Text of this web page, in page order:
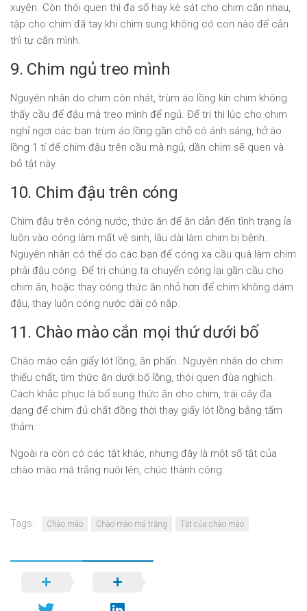
xuyên. Còn thói quen thì đa số hay kè sát cho chim cắn nhau,
tập cho chim đã tay khi chim sung không có con nào để cắn
thì tự cắn mình.
9. Chim ngủ treo mình
Nguyên nhân do chim còn nhát, trùm áo lồng kín chim không
thấy cầu để đậu mà treo mình để ngủ. Để trị thì lúc cho chim
nghỉ ngơi các bạn trùm áo lồng gần chỗ có ánh sáng, hở áo
lồng 1 tí để chim đậu trên cầu mà ngủ, dần chim sẽ quen và
bỏ tật này.
10. Chim đậu trên cóng
Chim đậu trên cóng nước, thức ăn để ăn dẫn đến tình trạng ỉa
luôn vào cóng làm mất vệ sinh, lâu dài làm chim bị bệnh.
Nguyên nhân có thể do các bạn để cóng xa cầu quá làm chim
phải đậu cóng. Để trị chúng ta chuyển cóng lại gần cầu cho
chim ăn, hoặc thay cóng thức ăn nhỏ hơn để chim không dám
đậu, thay luôn cóng nước dài có nắp.
11. Chào mào cắn mọi thứ dưới bố
Chào mào cắn giấy lót lồng, ăn phấn…Nguyên nhân do chim
thiếu chất, tìm thức ăn dưới bố lồng, thói quen đùa nghịch.
Cách khắc phục là bổ sung thức ăn cho chim, trái cây đa
dạng để chim đủ chất đồng thời thay giấy lót lồng bằng tấm
thảm.
Ngoài ra còn có các tật khác, nhưng đây là một số tật của
chào mào má trắng nuôi lên, chúc thành công.
Tags: Chào mào Chào mào má trắng Tật của chào mào